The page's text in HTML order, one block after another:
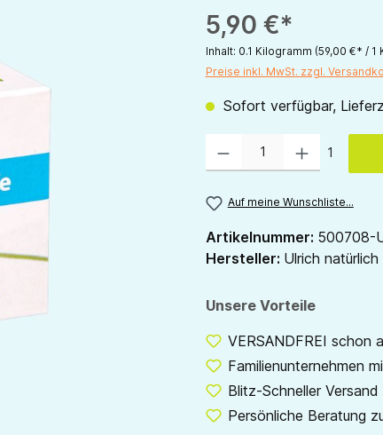
5,90 €*
Inhalt: 0.1 Kilogramm (59,00 €* / 1
Preise inkl. MwSt. zzgl.
Sofort verfügbar,
1
Auf meine Wunschliste...
Artikelnummer: 500708-
Hersteller: Ulrich natürlich
Unsere Vorteile
VERSANDFREI schon
Familienunternehmen
Blitz-Schneller Versand
Persönliche Beratung